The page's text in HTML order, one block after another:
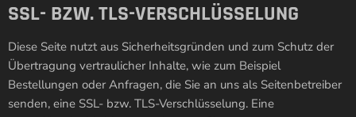
SSL- BZW. TLS-VERSCHLÜSSELUNG
Diese Seite nutzt aus Sicherheitsgründen und zum Schutz der
Übertragung vertraulicher Inhalte, wie zum Beispiel
Bestellungen oder Anfragen, die Sie an uns als Seitenbetreiber
senden, eine SSL- bzw. TLS-Verschlüsselung. Eine